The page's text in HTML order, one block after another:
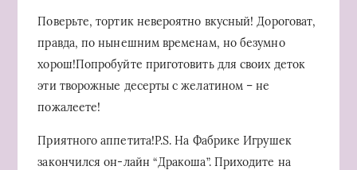
Поверьте, тортик невероятно вкусный! Дороговат,
правда, по нынешним временам, но безумно
хорош!Попробуйте приготовить для своих деток
эти творожные десерты с желатином – не
пожалеете!
Приятного аппетита!P.S. На Фабрике Игрушек
закончился он-лайн “Дракоша”. Приходите на